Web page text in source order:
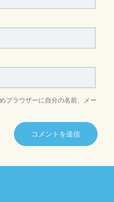
ブラウザーに自分の名前、メー